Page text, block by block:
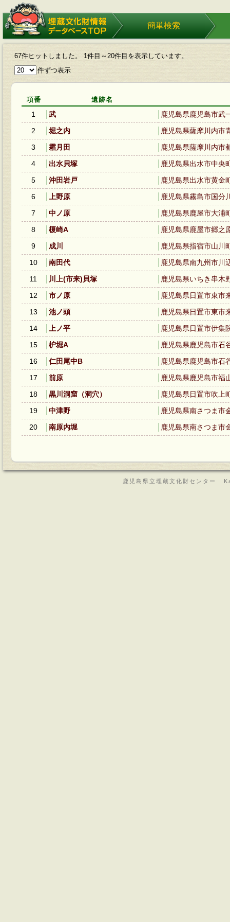
埋蔵文化財情報データベース
TOP
簡単検索
67件ヒットしました。 1件目～20件目を表示しています。
件ずつ表示
項番 遺跡名
1 武
鹿児島県鹿児島市武
2
堀之内
鹿児島県薩摩川内市
3
霜月田
鹿児島県薩摩川内市
4
出水貝塚
鹿児島県出水市中央
5
沖田岩戸
鹿児島県出水市黄金
6
上野原
鹿児島県霧島市国分
7
中ノ原
鹿児島県鹿屋市大浦
8
榎崎A
鹿児島県鹿屋市郷之
9
成川
鹿児島県指宿市山川
10
南田代
鹿児島県南九州市川
11
川上(市来)貝塚
鹿児島県いちき串木
12
市ノ原
鹿児島県日置市東市
13
池ノ頭
鹿児島県日置市東市
14
上ノ平
鹿児島県日置市伊集
15
枦堀A
鹿児島県鹿児島市石
16
仁田尾中B
鹿児島県鹿児島市石
17
前原
鹿児島県鹿児島市福
18
黒川洞窟（洞穴）
鹿児島県日置市吹上
19
中津野
鹿児島県南さつま市
20
南原内堀 鹿児島県南さつま市
鹿児島県立埋蔵文化財センタ